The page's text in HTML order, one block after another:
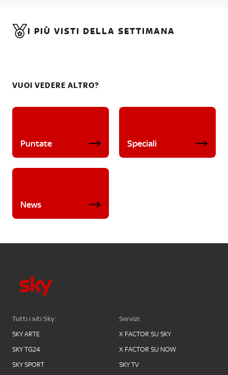
I PIÙ VISTI DELLA SETTIMANA
VUOI VEDERE ALTRO?
Puntate Speciali
News
Tutti i siti Sky:
SKY ARTE
SKY TG24
SKY SPORT
Servizi:
X FACTOR SU SKY
X FACTOR SU NOW
SKY TV